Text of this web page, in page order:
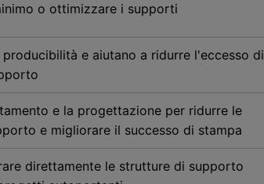
o ottimizzare i supporti
e aiutano a ridurre l'eccesso di
e la progettazione per ridurre le
e migliorare il successo di stampa
direttamente le strutture di supporto